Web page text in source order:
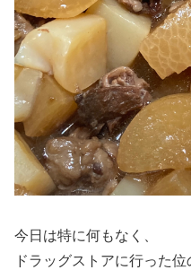
今日は特に何もなく、
ドラッグストアに行った位